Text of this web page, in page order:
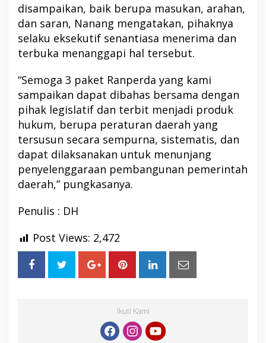
disampaikan, baik berupa masukan, arahan,
dan saran, Nanang mengatakan, pihaknya
selaku eksekutif senantiasa menerima dan
terbuka menanggapi hal tersebut.
“Semoga 3 paket Ranperda yang kami
sampaikan dapat dibahas bersama dengan
pihak legislatif dan terbit menjadi produk
hukum, berupa peraturan daerah yang
tersusun secara sempurna, sistematis, dan
dapat dilaksanakan untuk menunjang
penyelenggaraan pembangunan pemerintah
daerah,” pungkasanya.
Penulis : DH
Post Views: 2,472
Ikuti Kami